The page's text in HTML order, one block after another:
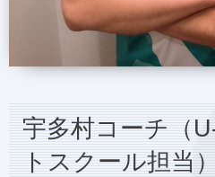
宇多村コーチ（
トスクール担当）